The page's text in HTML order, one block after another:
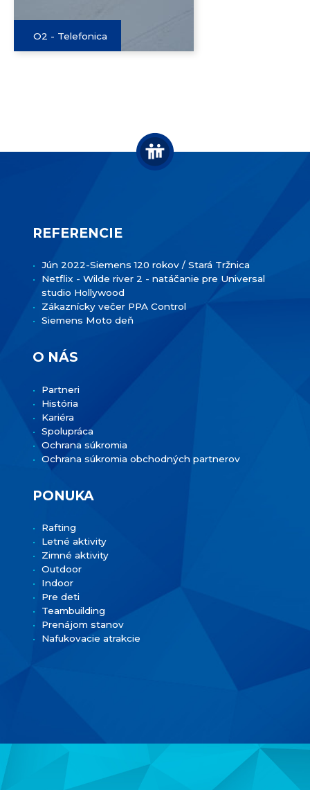
O2 - Telefonica
REFERENCIE
Jún 2022-Siemens 120 rokov / Stará Tržnica
Netflix - Wilde river 2 - natáčanie pre Universal
studio Hollywood
Zákaznícky večer PPA Control
Siemens Moto deň
O NÁS
Partneri
História
Kariéra
Spolupráca
Ochrana súkromia
Ochrana súkromia obchodných partnerov
PONUKA
Rafting
Letné aktivity
Zimné aktivity
Outdoor
Indoor
Pre deti
Teambuilding
Prenájom stanov
Nafukovacie atrakcie